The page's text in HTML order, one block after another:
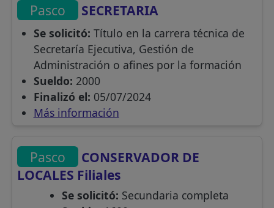
Pasco SECRETARIA
Se solicitó: Título en la carrera técnica de
Secretaría Ejecutiva, Gestión de
Administración o afines por la formación
Sueldo: 2000
Finalizó el: 05/07/2024
Más información
Pasco
CONSERVADOR DE
LOCALES Filiales
Se solicitó: Secundaria completa